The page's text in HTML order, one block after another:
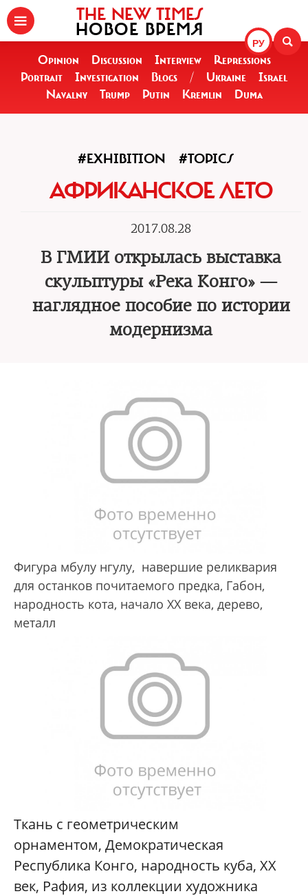
РУ
THE NEW TIMES
НОВОЕ ВРЕМЯ
Opinion Discussion Interview
Repressions
Portrait
Investigation Blogs / Ukraine
Israel
Navalny
Trump Putin Kremlin Duma
#EXHIBITION #TOPICS
АФРИКАНСКОЕ ЛЕТО
2017.08.28
В ГМИИ открылась выставка
скульптуры «Река Конго» —
наглядное пособие по истории
модернизма
Фигура мбулу нгулу, навершие реликвария
для останков почитаемого предка, Габон,
народность кота, начало XX века, дерево,
металл
Ткань с геометрическим
орнаментом, Демократическая
Республика Конго, народность куба, XX
век, Рафия, из коллекции художника